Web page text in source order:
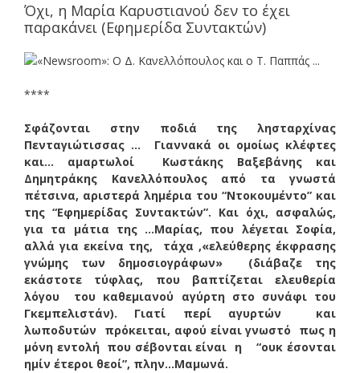
Όχι, η Μαρία Καρυστιανού δεν το έχει
παρακάνει (Εφημερίδα Συντακτών)
****
Σφάζονται στην ποδιά της λησταρχίνας
Πενταγιώτισσας … Γιαννακά οι ομοίως κλέφτες
και… αμαρτωλοί Κωστάκης Βαξεβάνης και
Δημητράκης Κανελλόπουλος από τα γνωστά
πέτσινα, αριστερά λημέρια του “Ντοκουμέντο” και
της “Εφημερίδας Συντακτών”. Και όχι, ασφαλώς,
για τα μάτια της …Μαρίας, που λέγεται Σοφία,
αλλά για εκείνα της, τάχα ,«ελεύθερης έκφρασης
γνώμης των δημοσιογράφων» (διάβαζε της
εκάστοτε τύφλας, που βαπτίζεται ελευθερία
λόγου του καθεμιανού αγύρτη στο συνάφι του
Γκεμπελιστάν). Γιατί περί αγυρτών και
λωποδυτών πρόκειται, αφού είναι γνωστό πως η
μόνη εντολή που σέβονται είναι η “ουκ έσονται
ημίν έτεροι θεοί”, πλην…Μαμωνά.